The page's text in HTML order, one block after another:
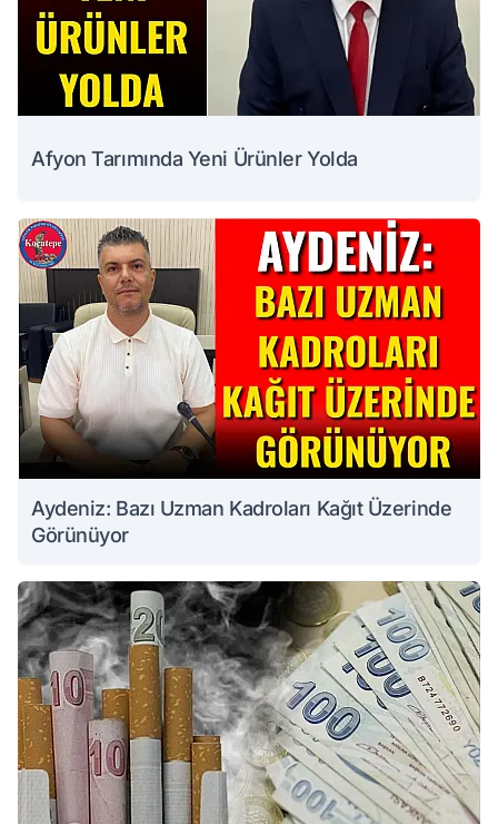
Afyon Tarımında Yeni Ürünler Yolda
Aydeniz: Bazı Uzman Kadroları Kağıt Üzerinde
Görünüyor